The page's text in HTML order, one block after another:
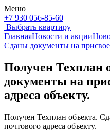
Меню
+7 930 056-85-60
Выбрать квартиру
ГлавнаяНовости и акции
Сданы документы на
Получен Техплан
документы на
адреса объекту.
Получен Техплан объекта.
почтового адреса объекту.